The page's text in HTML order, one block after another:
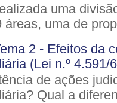
uma
áreas, uma de
2 - Efeitos da
(Lei n.º
de ações
Qual a